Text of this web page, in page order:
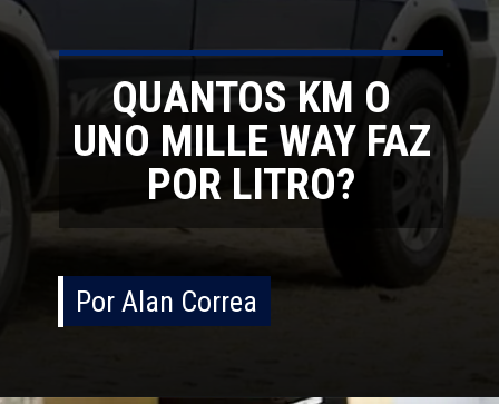
Por Alan Correa
Por Alan Correa
QUANTOS KM O
UNO MILLE WAY FAZ
POR LITRO?